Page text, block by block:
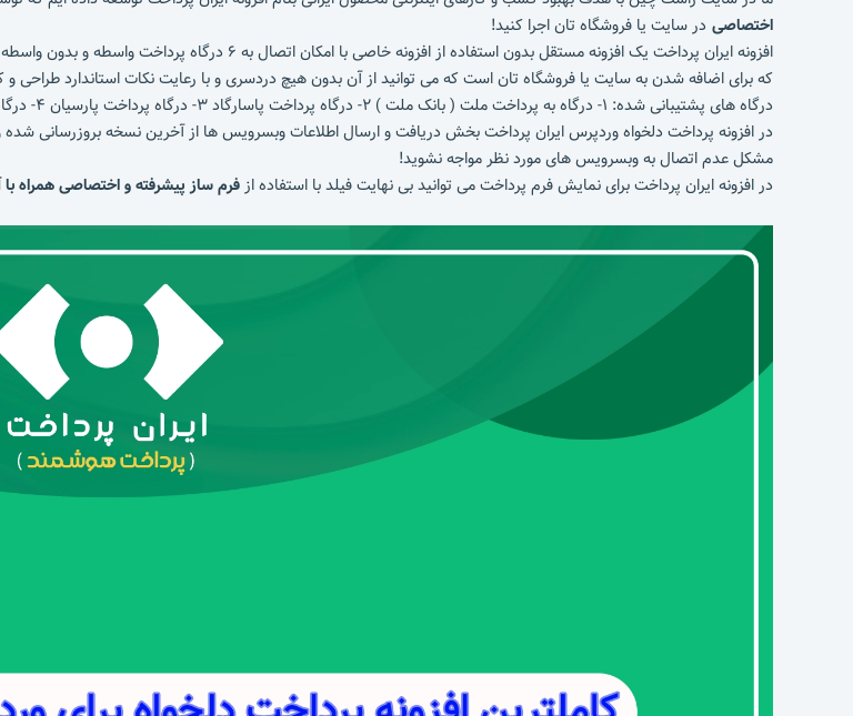
اختصاصی در سایت یا فروشگاه تان اجرا کنید!
که برای اضافه شدن به سایت یا فروشگاه تان است که می توانید از آن بدون هیچ دردسری و با رعایت نکات استاندارد طراحی و
درگاه های پشتیبانی شده: ۱- درگاه به پرداخت ملت ( بانک ملت ) ۲- درگاه پرداخت پاسارگاد ۳- درگاه پرداخت پارسیان ۴- درگاه پرداخت سامان ۵- درگاه پرداخت پی ( Pay.ir ) ۶- درگاه پرداخت زرین پال
در افزونه پرداخت دلخواه وردپرس ایران پرداخت بخش دریافت و ارسال اطلاعات وبسرویس ها از آخرین نسخه بروزرسانی
مشکل عدم اتصال به وبسرویس های مورد نظر مواجه نشوید!
در افزونه ایران پرداخت برای نمایش فرم پرداخت می توانید بی نهایت فیلد با استفاده از فرم ساز پیشرفته و اختصاصی همراه با